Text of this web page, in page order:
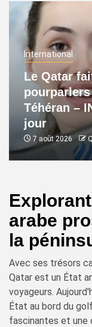
International
Le Qatar
Téhéran –
jour
7 août 2026
arabe
la
Avec ses trésors
Qatar est un État
voyageurs.
État au bord du
fascinantes et une